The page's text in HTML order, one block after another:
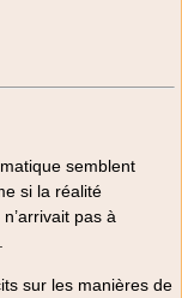
semblent
si la réalité
pas à
sur les manières de